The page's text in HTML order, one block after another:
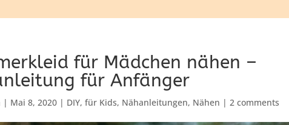
für Mädchen nähen –
für Anfänger
| Mai 8, 2020 | DIY,für Kids, Nähanleitungen, Nähen |2 comments